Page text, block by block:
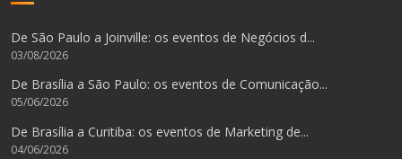
De São Paulo a Joinville: os eventos de Negócios d...
03/08/2026
De Brasília a São Paulo: os eventos de Comunicação...
05/06/2026
De Brasília a Curitiba: os eventos de Marketing de...
04/06/2026